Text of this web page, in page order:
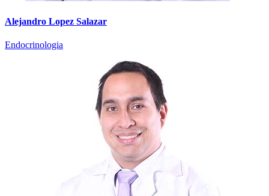
Alejandro Lopez Salazar
Endocrinologia